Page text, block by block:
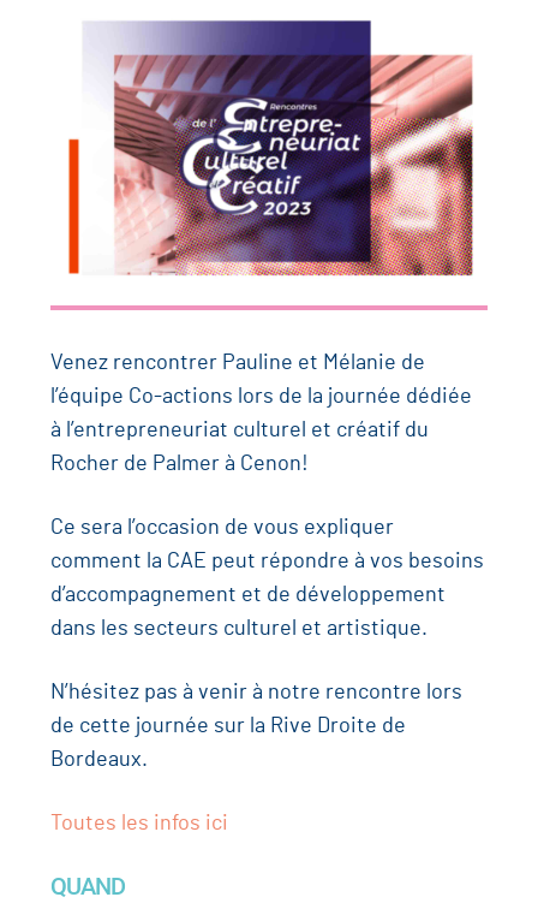
Venez rencontrer Pauline et Mélanie de
l’équipe Co-actions lors de la journée dédiée
à l’entrepreneuriat culturel et créatif du
Rocher de Palmer à Cenon!
Ce sera l’occasion de vous expliquer
comment la CAE peut répondre à vos besoins
d’accompagnement et de développement
dans les secteurs culturel et artistique.
N’hésitez pas à venir à notre rencontre lors
de cette journée sur la Rive Droite de
Bordeaux.
Toutes les infos ici
QUAND